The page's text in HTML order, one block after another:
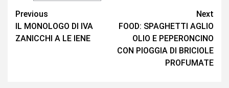
Continue
Reading
Previous
IL MONOLOGO DI IVA
ZANICCHI A LE IENE
Next
FOOD: SPAGHETTI AGLIO
OLIO E PEPERONCINO
CON PIOGGIA DI BRICIOLE
PROFUMATE